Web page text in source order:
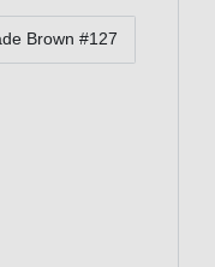
Brown #127